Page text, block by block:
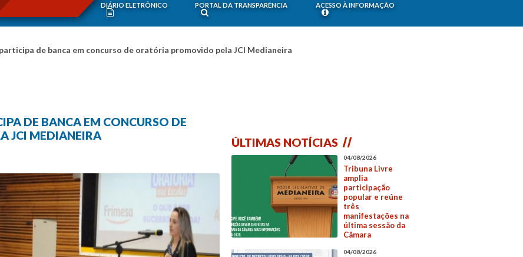
DIÁRIO ELETRÔNICO PORTAL DA TRANSPARÊNCIA ACESSO À INFORMAÇÃO
de banca em concurso de oratória promovido pela JCI Medianeira
DE BANCA EM CONCURSO DE
JCI MEDIANEIRA
ÚLTIMAS NOTÍCIAS
04/08/2026
Tribuna Livre
amplia
participação
popular e reúne
três
manifestações na
última sessão da
Câmara
04/08/2026